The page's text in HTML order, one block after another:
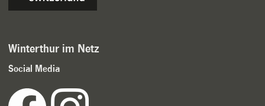
Winterthur im Netz
Social Media